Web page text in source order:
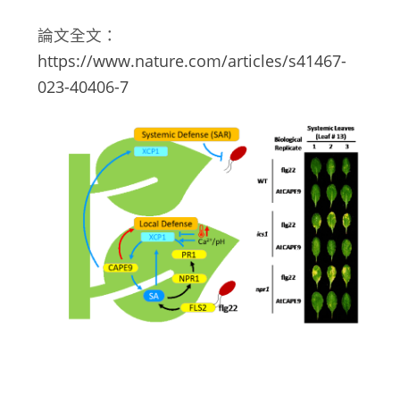
論文全文：
https://www.nature.com/articles/s41467-
023-40406-7